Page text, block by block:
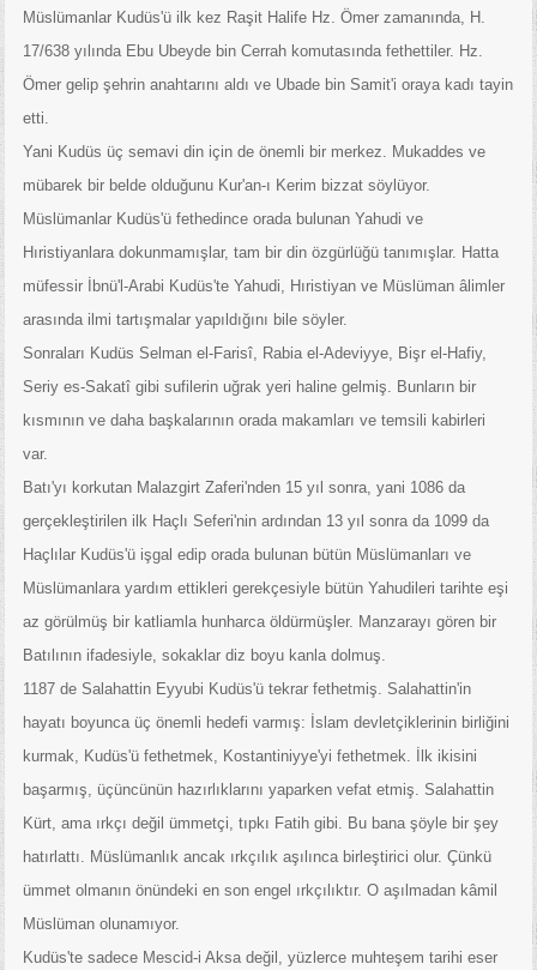
Müslümanlar Kudüs'ü ilk kez Raşit Halife Hz. Ömer zamanında, H.
17/638 yılında Ebu Ubeyde bin Cerrah komutasında fethettiler. Hz.
Ömer gelip şehrin anahtarını aldı ve Ubade bin Samit'i oraya kadı tayin
etti.
Yani Kudüs üç semavi din için de önemli bir merkez. Mukaddes ve
mübarek bir belde olduğunu Kur'an-ı Kerim bizzat söylüyor.
Müslümanlar Kudüs'ü fethedince orada bulunan Yahudi ve
Hıristiyanlara dokunmamışlar, tam bir din özgürlüğü tanımışlar. Hatta
müfessir İbnü'l-Arabi Kudüs'te Yahudi, Hıristiyan ve Müslüman âlimler
arasında ilmi tartışmalar yapıldığını bile söyler.
Sonraları Kudüs Selman el-Farisî, Rabia el-Adeviyye, Bişr el-Hafiy,
Seriy es-Sakatî gibi sufilerin uğrak yeri haline gelmiş. Bunların bir
kısmının ve daha başkalarının orada makamları ve temsili kabirleri
var.
Batı'yı korkutan Malazgirt Zaferi'nden 15 yıl sonra, yani 1086 da
gerçekleştirilen ilk Haçlı Seferi'nin ardından 13 yıl sonra da 1099 da
Haçlılar Kudüs'ü işgal edip orada bulunan bütün Müslümanları ve
Müslümanlara yardım ettikleri gerekçesiyle bütün Yahudileri tarihte eşi
az görülmüş bir katliamla hunharca öldürmüşler. Manzarayı gören bir
Batılının ifadesiyle, sokaklar diz boyu kanla dolmuş.
1187 de Salahattin Eyyubi Kudüs'ü tekrar fethetmiş. Salahattin'in
hayatı boyunca üç önemli hedefi varmış: İslam devletçiklerinin birliğini
kurmak, Kudüs'ü fethetmek, Kostantiniyye'yi fethetmek. İlk ikisini
başarmış, üçüncünün hazırlıklarını yaparken vefat etmiş. Salahattin
Kürt, ama ırkçı değil ümmetçi, tıpkı Fatih gibi. Bu bana şöyle bir şey
hatırlattı. Müslümanlık ancak ırkçılık aşılınca birleştirici olur. Çünkü
ümmet olmanın önündeki en son engel ırkçılıktır. O aşılmadan kâmil
Müslüman olunamıyor.
Kudüs'te sadece Mescid-i Aksa değil, yüzlerce muhteşem tarihi eser